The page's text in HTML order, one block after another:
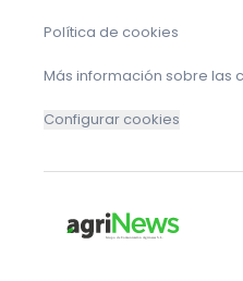
La leche esta en
Política de cookies
Más información sobre las
Configurar cookies